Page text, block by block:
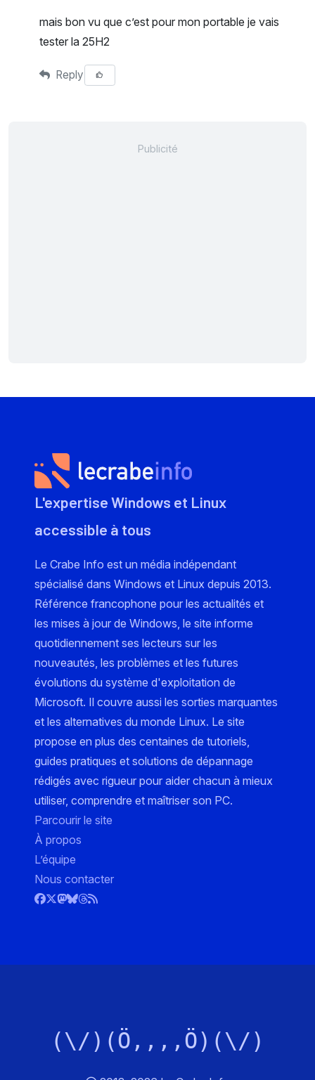
mais bon vu que c’est pour mon portable je vais
tester la 25H2
Reply
L'expertise Windows et Linux
accessible à tous
Le Crabe Info est un média indépendant
spécialisé dans Windows et Linux depuis 2013.
Référence francophone pour les actualités et
les mises à jour de Windows, le site informe
quotidiennement ses lecteurs sur les
nouveautés, les problèmes et les futures
évolutions du système d'exploitation de
Microsoft. Il couvre aussi les sorties marquantes
et les alternatives du monde Linux. Le site
propose en plus des centaines de tutoriels,
guides pratiques et solutions de dépannage
rédigés avec rigueur pour aider chacun à mieux
utiliser, comprendre et maîtriser son PC.
Parcourir le site
À propos
L’équipe
Nous contacter
(\/)(Ö,,,,Ö)(\/)